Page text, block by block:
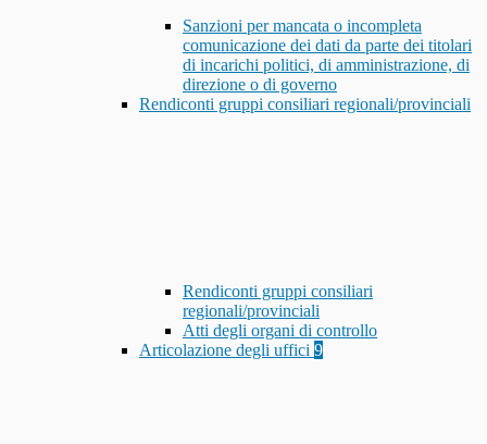
Sanzioni per mancata o incompleta
comunicazione dei dati da parte dei titolari
di incarichi politici, di amministrazione, di
direzione o di governo
Rendiconti gruppi consiliari regionali/provinciali
Rendiconti gruppi consiliari
regionali/provinciali
Atti degli organi di controllo
Articolazione degli uffici 9